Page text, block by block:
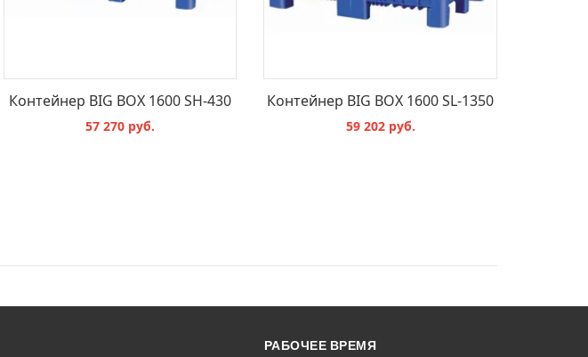
Контейнер BIG BOX 1600 SH-430
57 270 руб.
Контейнер BIG BOX 1600 SL-1350
59 202 руб.
РАБОЧЕЕ ВРЕМЯ